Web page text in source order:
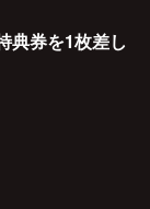
典券を1枚差し